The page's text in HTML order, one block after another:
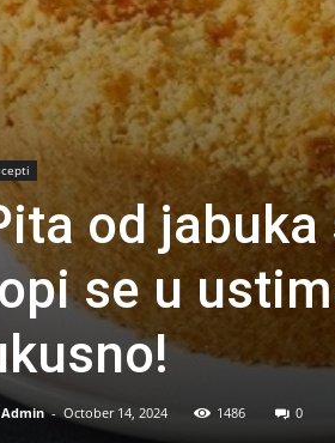
od
se u
Admin - October 14, 2024 1486 0